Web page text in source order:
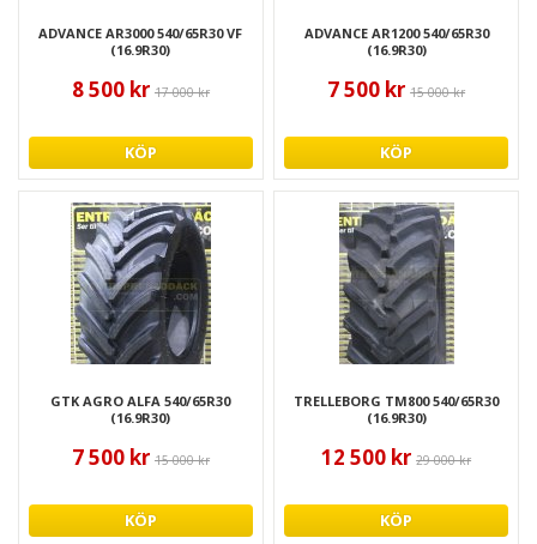
ADVANCE AR3000 540/65R30 VF
(16.9R30)
8 500 kr 17 000 kr
KÖP
ADVANCE AR1200 540/65R30
(16.9R30)
7 500 kr 15 000 kr
KÖP
GTK AGRO ALFA 540/65R30
(16.9R30)
7 500 kr 15 000 kr
KÖP
TRELLEBORG TM800 540/65R30
(16.9R30)
12 500 kr 29 000 kr
KÖP